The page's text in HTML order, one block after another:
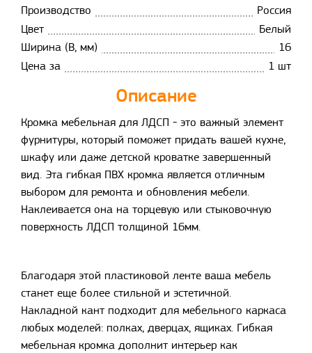
Производство
Россия
Цвет
Белый
Ширина (B, мм)
16
Цена за
1 шт
Описание
Кромка мебельная для ЛДСП - это важный элемент
фурнитуры, который поможет придать вашей кухне,
шкафу или даже детской кроватке завершенный
вид. Эта гибкая ПВХ кромка является отличным
выбором для ремонта и обновления мебели.
Наклеивается она на торцевую или стыковочную
поверхность ЛДСП толщиной 16мм.
Благодаря этой пластиковой ленте ваша мебель
станет еще более стильной и эстетичной.
Накладной кант подходит для мебельного каркаса
любых моделей: полках, дверцах, ящиках. Гибкая
мебельная кромка дополнит интерьер как